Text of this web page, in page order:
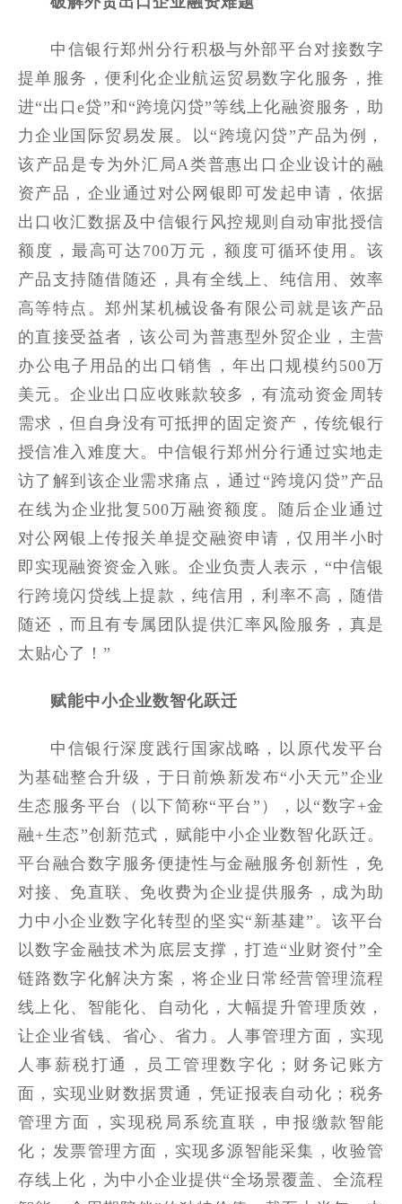
中信银行郑州分行积极与外部平台对接数字
提单服务，便利化企业航运贸易数字化服务，推
进“出口e贷”和“跨境闪贷”等线上化融资服务，助
力企业国际贸易发展。以“跨境闪贷”产品为例，
该产品是专为外汇局A类普惠出口企业设计的融
资产品，企业通过对公网银即可发起申请，依据
出口收汇数据及中信银行风控规则自动审批授信
额度，最高可达700万元，额度可循环使用。该
产品支持随借随还，具有全线上、纯信用、效率
高等特点。郑州某机械设备有限公司就是该产品
的直接受益者，该公司为普惠型外贸企业，主营
办公电子用品的出口销售，年出口规模约500万
美元。企业出口应收账款较多，有流动资金周转
需求，但自身没有可抵押的固定资产，传统银行
授信准入难度大。中信银行郑州分行通过实地走
访了解到该企业需求痛点，通过“跨境闪贷”产品
在线为企业批复500万融资额度。随后企业通过
对公网银上传报关单提交融资申请，仅用半小时
即实现融资资金入账。企业负责人表示，“中信银
行跨境闪贷线上提款，纯信用，利率不高，随借
随还，而且有专属团队提供汇率风险服务，真是
太贴心了！”
赋能中小企业数智化跃迁
中信银行深度践行国家战略，以原代发平台
为基础整合升级，于日前焕新发布“小天元”企业
生态服务平台（以下简称“平台”），以“数字+金
融+生态”创新范式，赋能中小企业数智化跃迁。
平台融合数字服务便捷性与金融服务创新性，免
对接、免直联、免收费为企业提供服务，成为助
力中小企业数字化转型的坚实“新基建”。该平台
以数字金融技术为底层支撑，打造“业财资付”全
链路数字化解决方案，将企业日常经营管理流程
线上化、智能化、自动化，大幅提升管理质效，
让企业省钱、省心、省力。人事管理方面，实现
人事薪税打通，员工管理数字化；财务记账方
面，实现业财数据贯通，凭证报表自动化；税务
管理方面，实现税局系统直联，申报缴款智能
化；发票管理方面，实现多源智能采集，收验管
存线上化，为中小企业提供“全场景覆盖、全流程